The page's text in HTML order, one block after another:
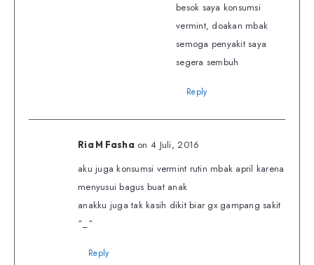
besok saya konsumsi
vermint, doakan mbak
semoga penyakit saya
segera sembuh
Reply
Ria M Fasha on 4 Juli, 2016
aku juga konsumsi vermint rutin mbak april karena
menyusui bagus buat anak
anakku juga tak kasih dikit biar gx gampang sakit
^_^
Reply